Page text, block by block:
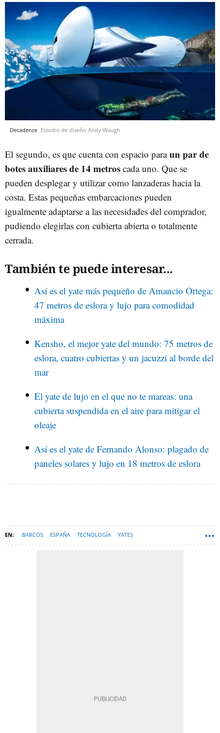
Decadence Estudio de diseño Andy Waugh
El segundo, es que cuenta con espacio paraun par de
botes auxiliares de 14 metros cada uno. Que se
pueden desplegar y utilizar como lanzaderas hacia la
costa. Estas pequeñas embarcaciones pueden
igualmente adaptarse a las necesidades del comprador,
pudiendo elegirlas con cubierta abierta o totalmente
cerrada.
También te puede interesar...
Así es el yate más pequeño de Amancio Ortega:
47 metros de eslora y lujo para comodidad
máxima
Kensho, el mejor yate del mundo: 75 metros de
eslora, cuatro cubiertas y un jacuzzi al borde del
mar
El yate de lujo en el que no te mareas: una
cubierta suspendida en el aire para mitigar el
oleaje
Así es el yate de Fernando Alonso: plagado de
paneles solares y lujo en 18 metros de eslora
BARCOS ESPAÑA TECNOLOGÍA YATES